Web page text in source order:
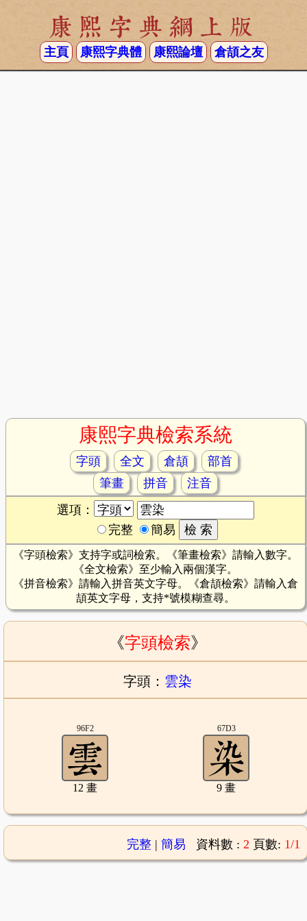
康熙字典網上版
主頁 康熙字典體 康熙論壇 倉頡之友
康熙字典檢索系統
字頭 全文 倉頡
部首
筆畫
拼音
注音
選項：
完整
簡易
《字頭檢索》支持字或詞檢索。《筆畫檢索》請輸入數字。
《全文檢索》至少輸入兩個漢字。
《拼音檢索》請輸入拼音英文字母。《倉頡檢索》請輸入倉
頡英文字母，支持*號模糊查尋。
《字頭檢索》
字頭： 雲染
96F2
12 畫
67D3
9 畫
完整| 簡易 資料數 : 2 頁數: 1/1